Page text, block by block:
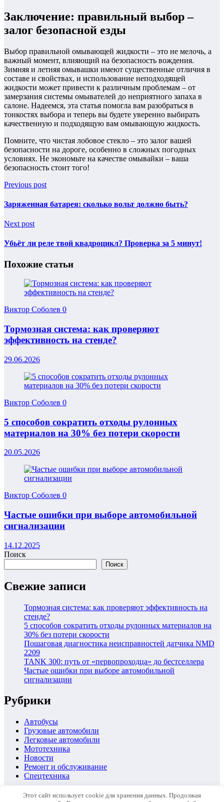
Заключение: правильный выбор –
залог безопасной езды
Выбор правильной омывающей жидкости – это не мелочь, а
важный момент, влияющий на безопасность вождения.
Зимняя и летняя омывашки имеют существенные отличия в
составе и свойствах, и использование неподходящей
жидкости может привести к различным проблемам – от
замерзания системы омывателей до неприятного запаха в
салоне. Надеемся, эта статья помогла вам разобраться в
тонкостях выбора и теперь вы будете уверенно выбирать
качественную и подходящую вам омывающую жидкость.
Помните, что чистая лобовое стекло – это залог вашей
безопасности на дороге, особенно в сложных погодных
условиях. Не экономьте на качестве омывайки – ваша
безопасность стоит того!
Previous post
Заряженная батарея: сколько вольт должно быть?
Next post
Убьёт ли реле твой квадроцикл? Проверка за 5 минут!
Похожие статьи
Виктор Соболев 0
Тормозная система: как проверяют
эффективность на стенде?
29.06.2026
Виктор Соболев 0
5 способов сократить отходы рулонных
материалов на 30% без потери скорости
20.05.2026
Виктор Соболев 0
Частые ошибки при выборе автомобильной
сигнализации
14.12.2025
Поиск
Поиск
Свежие записи
Тормозная система: как проверяют эффективность на
стенде?
5 способов сократить отходы рулонных материалов на
30% без потери скорости
Пошаговая диагностика неисправностей датчика NMD
2209
TANK 300: путь от «первопроходца» до бестселлера
Частые ошибки при выборе автомобильной
сигнализации
Рубрики
Автобусы
Грузовые автомобили
Легковые автомобили
Мототехника
Новости
Ремонт и обслуживание
Спецтехника
Автомобили
Этот сайт использует cookie для хранения данных. Продолжая